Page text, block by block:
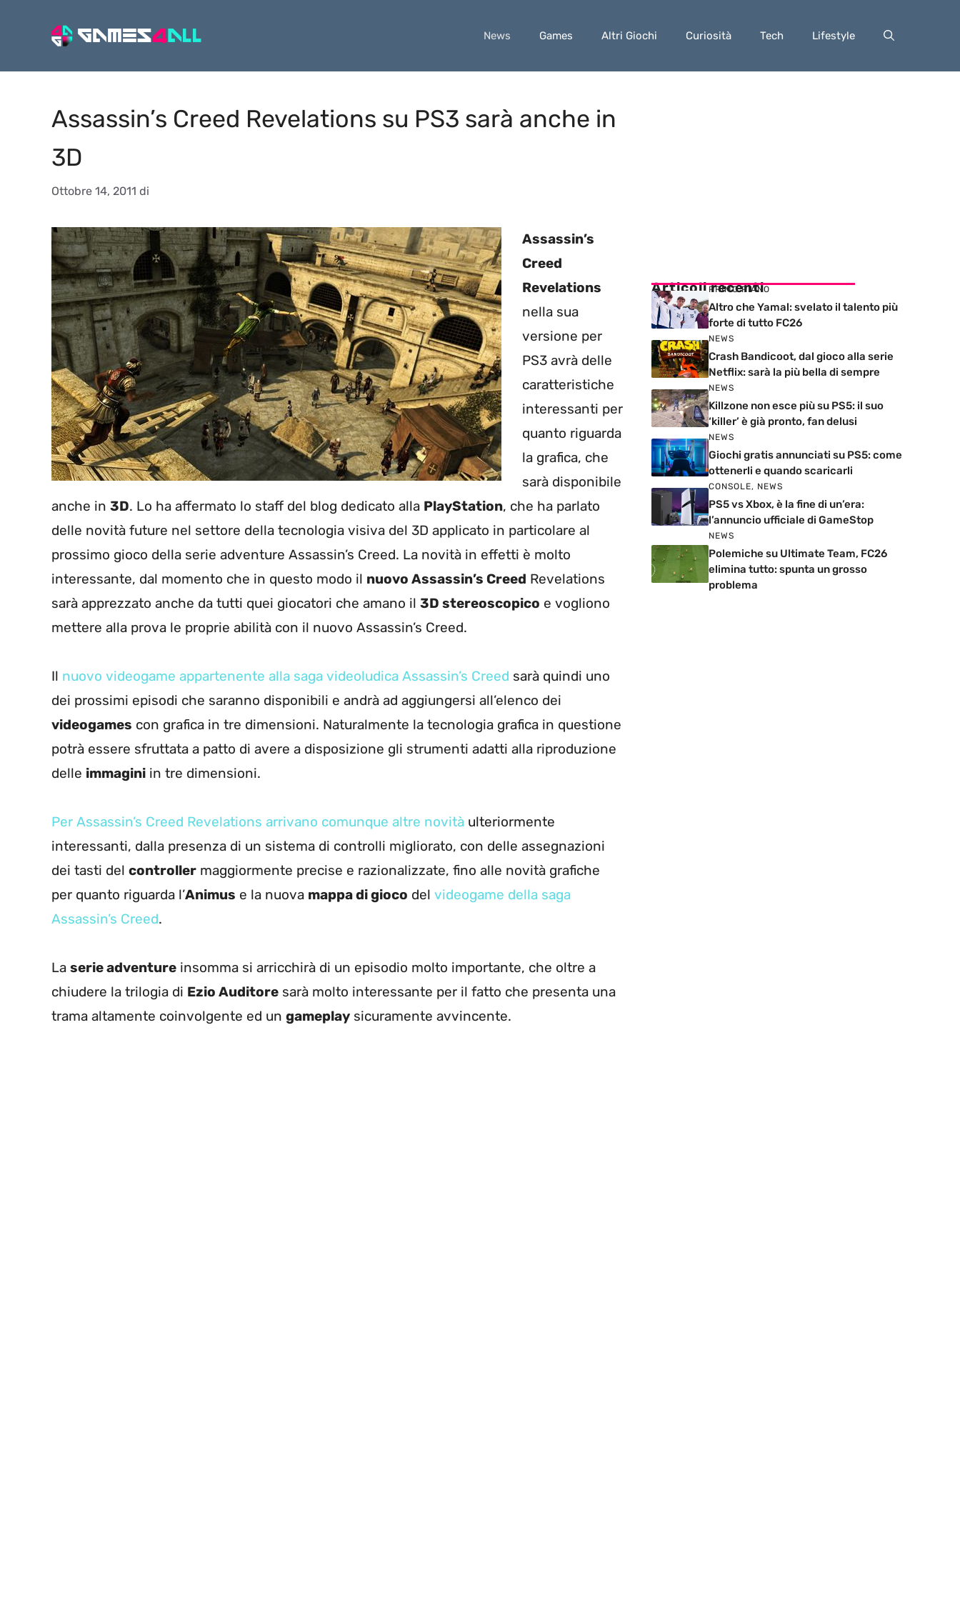
News Games Altri Giochi Curiosità Tech Lifestyle
Assassin’s Creed Revelations su PS3 sarà anche in
3D
Ottobre 14, 2011 di
Assassin’s
Creed
Revelations
nella sua
versione per
PS3 avrà delle
caratteristiche
interessanti per
quanto riguarda
la grafica, che
sarà disponibile
anche in 3D. Lo ha affermato lo staff del blog dedicato alla PlayStation, che ha parlato
delle novità future nel settore della tecnologia visiva del 3D applicato in particolare al
prossimo gioco della serie adventure Assassin’s Creed. La novità in effetti è molto
interessante, dal momento che in questo modo il nuovo Assassin’s Creed Revelations
sarà apprezzato anche da tutti quei giocatori che amano il 3D stereoscopico e vogliono
mettere alla prova le proprie abilità con il nuovo Assassin’s Creed.
Il nuovo videogame appartenente alla saga videoludica Assassin’s Creed sarà quindi uno
dei prossimi episodi che saranno disponibili e andrà ad aggiungersi all’elenco dei
videogames con grafica in tre dimensioni. Naturalmente la tecnologia grafica in questione
potrà essere sfruttata a patto di avere a disposizione gli strumenti adatti alla riproduzione
delle immagini in tre dimensioni.
Per Assassin’s Creed Revelations arrivano comunque altre novità ulteriormente
interessanti, dalla presenza di un sistema di controlli migliorato, con delle assegnazioni
dei tasti del controller maggiormente precise e razionalizzate, fino alle novità grafiche
per quanto riguarda l’Animus e la nuova mappa di gioco del videogame della saga
Assassin’s Creed.
La serie adventure insomma si arricchirà di un episodio molto importante, che oltre a
chiudere la trilogia di Ezio Auditore sarà molto interessante per il fatto che presenta una
trama altamente coinvolgente ed un gameplay sicuramente avvincente.
Articoli recenti
PRIMO PIANO
Altro che Yamal: svelato il talento più
forte di tutto FC26
NEWS
Crash Bandicoot, dal gioco alla serie
Netflix: sarà la più bella di sempre
NEWS
Killzone non esce più su PS5: il suo
‘killer’ è già pronto, fan delusi
NEWS
Giochi gratis annunciati su PS5: come
ottenerli e quando scaricarli
CONSOLE, NEWS
PS5 vs Xbox, è la fine di un’era:
l’annuncio ufficiale di GameStop
NEWS
Polemiche su Ultimate Team, FC26
elimina tutto: spunta un grosso
problema